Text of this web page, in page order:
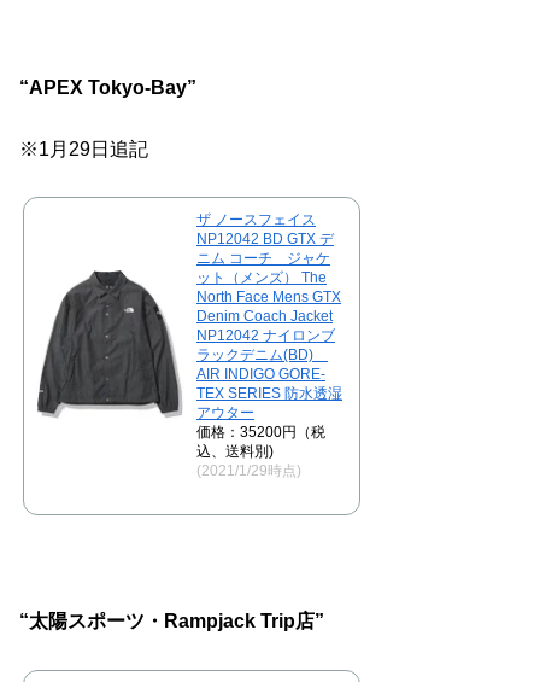
“APEX Tokyo-Bay”
※1月29日追記
ザ ノースフェイス
NP12042 BD GTX デ
ニム コーチ ジャケ
ット（メンズ） The
North Face Mens GTX
Denim Coach Jacket
NP12042 ナイロンブ
ラックデニム(BD)
AIR INDIGO GORE-
TEX SERIES 防水透湿
アウター
価格：35200円（税
込、送料別)
(2021/1/29時点)
“太陽スポーツ・Rampjack Trip店”